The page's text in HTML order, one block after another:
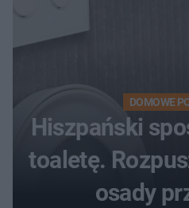
DOMOWE
Hiszpański
toaletę.
osady